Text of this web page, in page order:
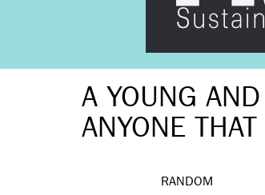
A YOUNG AND
ANYONE THAT
RANDOM